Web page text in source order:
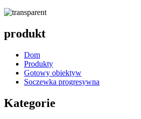
produkt
Dom
Produkty
Gotowy obiektyw
Soczewka progresywna
Kategorie